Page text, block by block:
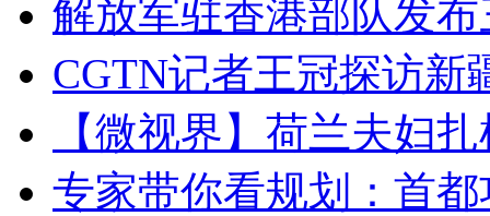
解放军驻香港部队发
CGTN记者王冠探访新
【微视界】荷兰夫妇
专家带你看规划：首